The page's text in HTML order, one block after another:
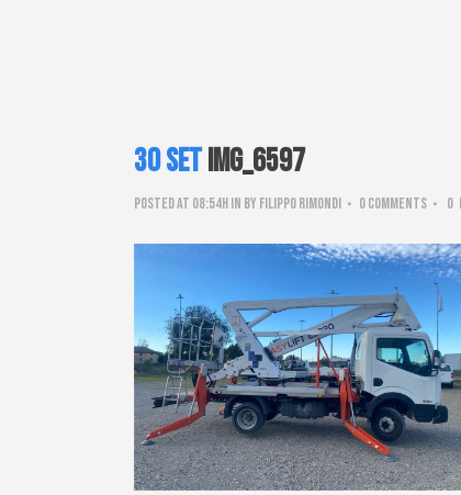
30 SetIMG_6597
Posted at 08:54hin by Filippo Rimondi 0 Comments 0